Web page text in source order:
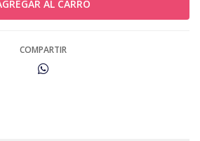
COMPARTIR